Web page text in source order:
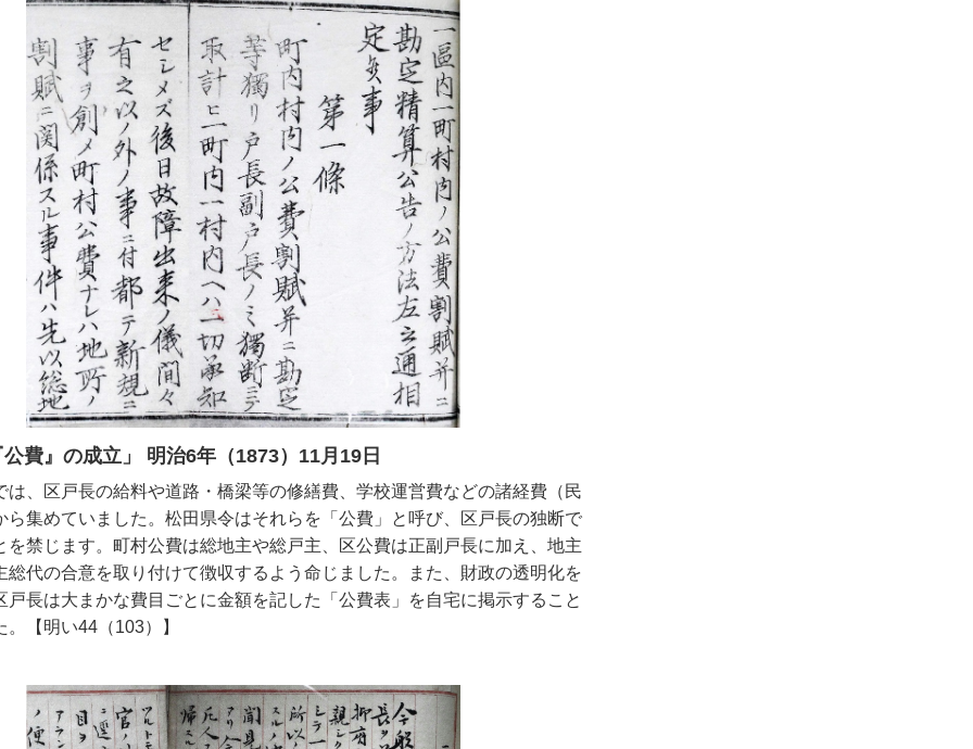
公費』の成立」 明治6年（1873）11月19日
、区戸長の給料や道路・橋梁等の修繕費、学校運営費などの諸経費（民
ら集めていました。松田県令はそれらを「公費」と呼び、区戸長の独断で
を禁じます。町村公費は総地主や総戸主、区公費は正副戸長に加え、地主
総代の合意を取り付けて徴収するよう命じました。また、財政の透明化を
戸長は大まかな費目ごとに金額を記した「公費表」を自宅に掲示すること
。【明い44（103）】